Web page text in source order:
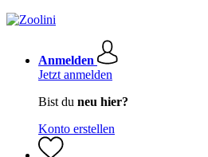
Anmelden
Jetzt anmelden
Bist du neu hier?
Konto erstellen